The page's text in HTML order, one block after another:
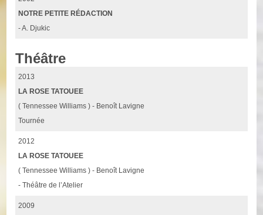
NOTRE PETITE RÉDACTION
- A. Djukic
Théâtre
2013
LA ROSE TATOUEE
( Tennessee Williams ) - Benoît Lavigne
Tournée
2012
LA ROSE TATOUEE
( Tennessee Williams ) - Benoît Lavigne
- Théâtre de l’Atelier
2009